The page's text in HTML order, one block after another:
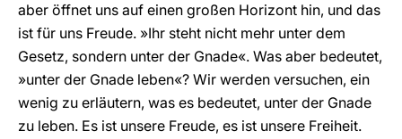
aber öffnet uns auf einen großen Horizont hin, und das
ist für uns Freude. »Ihr steht nicht mehr unter dem
Gesetz, sondern unter der Gnade«. Was aber bedeutet,
»unter der Gnade leben«? Wir werden versuchen, ein
wenig zu erläutern, was es bedeutet, unter der Gnade
zu leben. Es ist unsere Freude, es ist unsere Freiheit.